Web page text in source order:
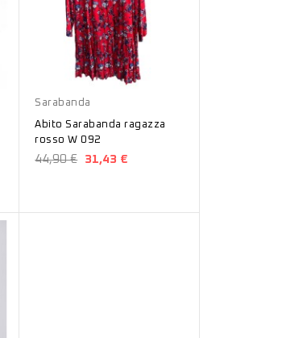
Sarabanda
Abito Sarabanda ragazza
rosso W 092
44,90 € 31,43 €